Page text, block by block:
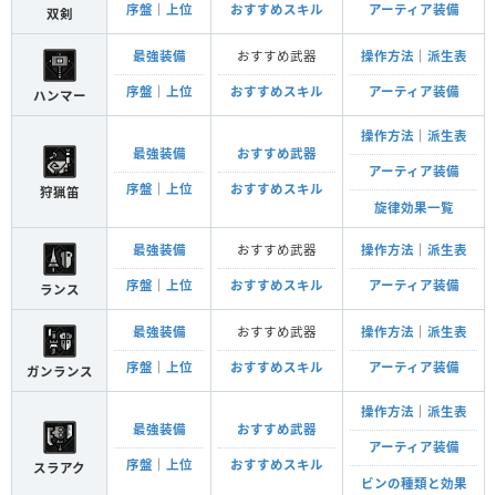
双剣 序盤 上位 おすすめスキル アーティア装備
ハンマー
最強装備
序盤 上位
おすすめ武器
おすすめスキル
操作方法 派生表
アーティア装備
狩猟笛
最強装備
序盤 上位
おすすめ武器
おすすめスキル
操作方法 派生表
アーティア装備
旋律効果一覧
ランス
最強装備
序盤 上位
おすすめ武器
おすすめスキル
操作方法 派生表
アーティア装備
ガンランス
最強装備
序盤 上位
おすすめ武器
おすすめスキル
操作方法 派生表
アーティア装備
スラアク
最強装備
序盤 上位
おすすめ武器
おすすめスキル
操作方法 派生表
アーティア装備
ビンの種類と効果